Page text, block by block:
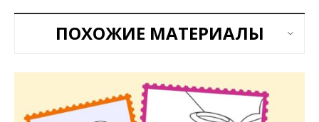
ПОХОЖИЕ МАТЕРИАЛЫ